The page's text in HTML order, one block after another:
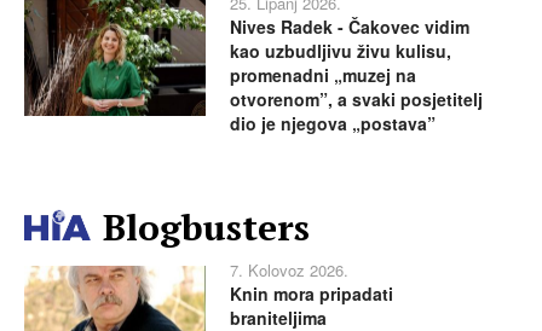
Nives Radek - Čakovec vidim
kao uzbudljivu živu kulisu,
promenadni „muzej na
otvorenom”, a svaki posjetitelj
dio je njegova „postava”
Blogbusters
7. Kolovoz 2026.
Knin mora pripadati
braniteljima